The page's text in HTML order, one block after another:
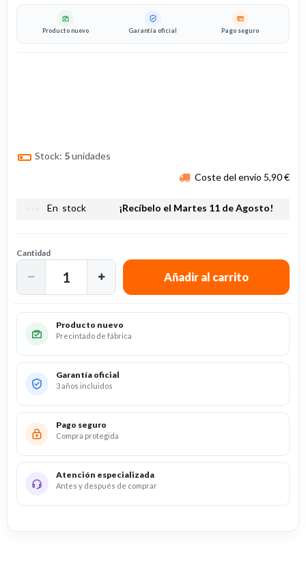
Producto nuevo Garantía oficial Pago seguro
Stock: 5unidades
Coste del envío 5,90 €
more_horiz En stock ¡Recíbelo el Martes 11 de Agosto!
Cantidad
Producto nuevo
Precintado de fábrica
Garantía oficial
3 años incluidos
Pago seguro
Compra protegida
Atención especializada
Antes y después de comprar